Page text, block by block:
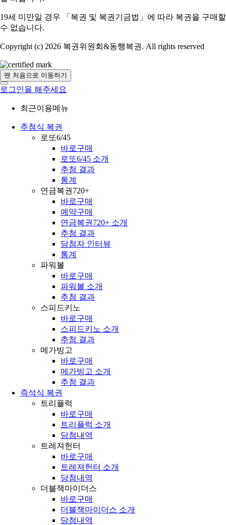
19세 미만일 경우 「복권 및 복권기금법」에 따라 복권을 구매할
수 없습니다.
Copyright (c) 2026 복권위원회&동행복권. All rights reserved
맨 처음으로 이동하기
로그인을 해주세요
최근이용메뉴
추첨식 복권
로또6/45
바로구매
로또6/45 소개
추첨 결과
통계
연금복권720+
바로구매
예약구매
연금복권720+ 소개
추첨 결과
당첨자 인터뷰
통계
파워볼
바로구매
파워볼 소개
추첨 결과
스피드키노
바로구매
스피드키노 소개
추첨 결과
메가빙고
바로구매
메가빙고 소개
추첨 결과
즉석식 복권
트리플럭
바로구매
트리플럭 소개
당첨내역
트레져헌터
바로구매
트레져헌터 소개
당첨내역
더블잭마이더스
바로구매
더블잭마이더스 소개
당첨내역